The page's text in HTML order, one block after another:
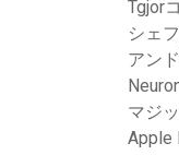
Tgjor
シェ
アン
マジ
Apple